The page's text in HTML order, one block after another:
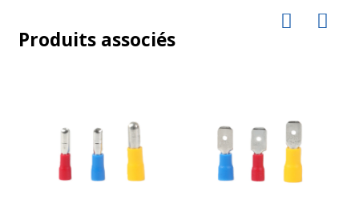
Produits associés